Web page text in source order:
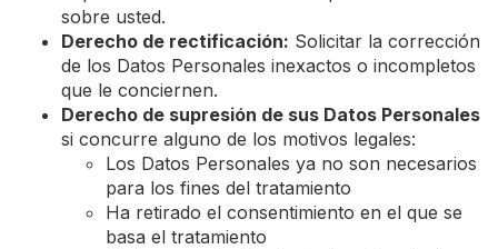
sobre usted.
Derecho de rectificación: Solicitar la corrección
de los Datos Personales inexactos o incompletos
que le conciernen.
Derecho de supresión de sus Datos Personales
si concurre alguno de los motivos legales:
Los Datos Personales ya no son necesarios
para los fines del tratamiento
Ha retirado el consentimiento en el que se
basa el tratamiento